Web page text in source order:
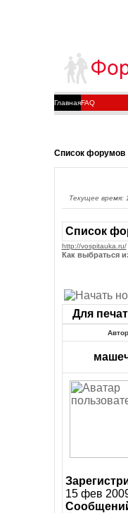
ГлавнаяFAQ
Список форумов
Текущее время:
Список
http://vospitauka.ru/
Как выбраться
Для
Автор
15 фев